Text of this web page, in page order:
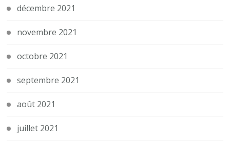
décembre 2021
novembre 2021
octobre 2021
septembre 2021
août 2021
juillet 2021